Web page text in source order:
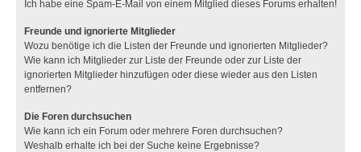
Ich habe eine Spam-E-Mail von einem Mitglied dieses Forums erhalten!
Freunde und ignorierte Mitglieder
Wozu benötige ich die Listen der Freunde und ignorierten Mitglieder?
Wie kann ich Mitglieder zur Liste der Freunde oder zur Liste der
ignorierten Mitglieder hinzufügen oder diese wieder aus den Listen
entfernen?
Die Foren durchsuchen
Wie kann ich ein Forum oder mehrere Foren durchsuchen?
Weshalb erhalte ich bei der Suche keine Ergebnisse?